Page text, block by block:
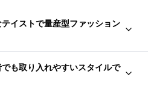
イストで量産型ファッション
も取り入れやすいスタイルで